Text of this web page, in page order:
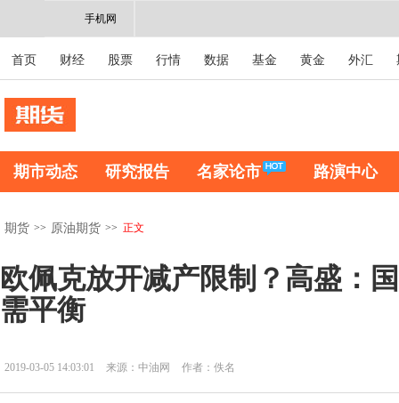
手机网
首页 财经 股票 行情 数据 基金 黄金 外汇
期市动态 研究报告 名家论市 路演中心
期货 >> 原油期货 >> 正文
欧佩克放开减产限制？高盛：
需平衡
2019-03-05 14:03:01 来源：中油网 作者：佚名